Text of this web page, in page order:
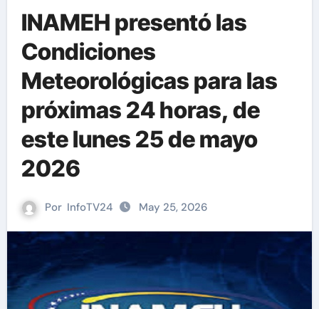
INAMEH presentó las
Condiciones
Meteorológicas para las
próximas 24 horas, de
este lunes 25 de mayo
2026
Por InfoTV24 May 25, 2026